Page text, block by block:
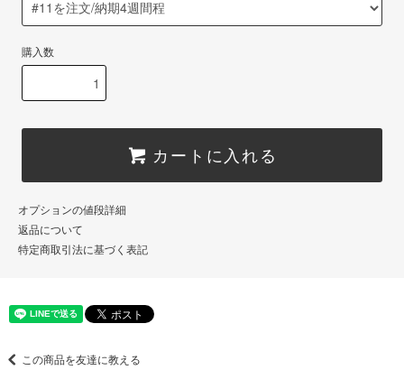
購入数
カートに入れる
オプションの値段詳細
返品について
特定商取引法に基づく表記
この商品を友達に教える